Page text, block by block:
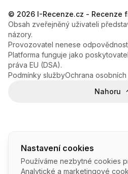
Nastavení cookies
Používáme nezbytné cookies
Analytické a marketingové
© 2026 I-Recenze.cz - Recenze
Obsah zveřejněný uživateli
názory.
Provozovatel nenese
Platforma funguje jako
práva EU (DSA).
Podmínky službyOchrana osobních
Nahoru